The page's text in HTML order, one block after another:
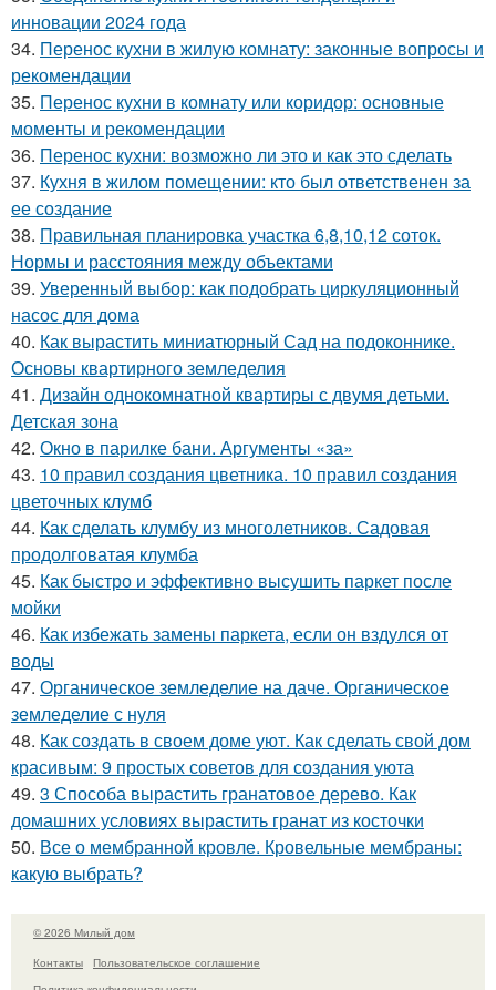
инновации 2024 года
34. Перенос кухни в жилую комнату: законные вопросы и
рекомендации
35. Перенос кухни в комнату или коридор: основные
моменты и рекомендации
36. Перенос кухни: возможно ли это и как это сделать
37. Кухня в жилом помещении: кто был ответственен за
ее создание
38. Правильная планировка участка 6,8,10,12 соток.
Нормы и расстояния между объектами
39. Уверенный выбор: как подобрать циркуляционный
насос для дома
40. Как вырастить миниатюрный Сад на подоконнике.
Основы квартирного земледелия
41. Дизайн однокомнатной квартиры с двумя детьми.
Детская зона
42. Окно в парилке бани. Аргументы «за»
43. 10 правил создания цветника. 10 правил создания
цветочных клумб
44. Как сделать клумбу из многолетников. Садовая
продолговатая клумба
45. Как быстро и эффективно высушить паркет после
мойки
46. Как избежать замены паркета, если он вздулся от
воды
47. Органическое земледелие на даче. Органическое
земледелие с нуля
48. Как создать в своем доме уют. Как сделать свой дом
красивым: 9 простых советов для создания уюта
49. 3 Способа вырастить гранатовое дерево. Как
домашних условиях вырастить гранат из косточки
50. Все о мембранной кровле. Кровельные мембраны:
какую выбрать?
© 2026 Милый дом
Контакты
Пользовательское соглашение